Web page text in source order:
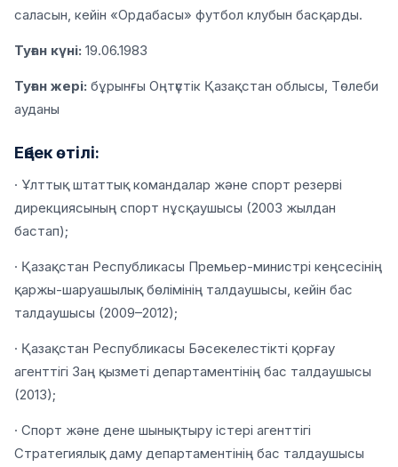
саласын, кейін «Ордабасы» футбол клубын басқарды.
Туған күні: 19.06.1983
Туған жері: бұрынғы Оңтүстік Қазақстан облысы, Төлеби
ауданы
Еңбек өтілі:
· Ұлттық штаттық командалар және спорт резерві
дирекциясының спорт нұсқаушысы (2003 жылдан
бастап);
· Қазақстан Республикасы Премьер-министрі кеңсесінің
қаржы-шаруашылық бөлімінің талдаушысы, кейін бас
талдаушысы (2009–2012);
· Қазақстан Республикасы Бәсекелестікті қорғау
агенттігі Заң қызметі департаментінің бас талдаушысы
(2013);
· Спорт және дене шынықтыру істері агенттігі
Стратегиялық даму департаментінің бас талдаушысы